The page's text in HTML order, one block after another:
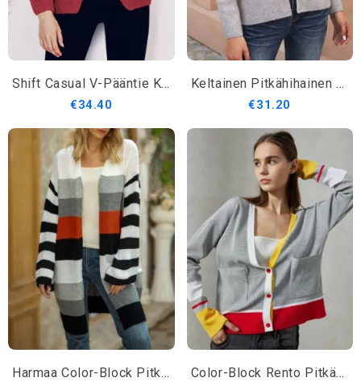
Shift Casual V-Pääntie Kiinteä Villapaita
€34.40
Keltainen Pitkähihainen Color-Block Shift Villapaita
€31.20
Harmaa Color-Block Pitkähihainen Villapaita Color-Block Rento Pitkähihainen Villapaita